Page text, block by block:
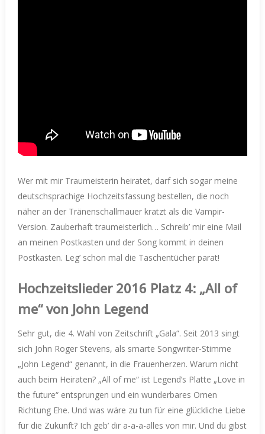
Wer mit mir Traumeisterin heiratet, darf sich sogar meine
deutschsprachige Hochzeitsfassung bestellen, die noch
näher an der Tränenschallmauer kratzt als die Vampir-
Version. Zauberhaft traumeisterlich… Schreib’ mir eine Mail
an meinen Postkasten und der Song kommt in deinen
Postkasten. Leg’ schon mal die Taschentücher parat!
Hochzeitslieder 2016 Platz 4: „All of
me“ von John Legend
Sehr gut, die 4. Wahl von Zeitschrift „Gala“. Seit 2013 singt
sich John Roger Stevens, als smarte Songwriter-Stimme
„John Legend“ genannt, in die Frauenherzen. Warum nicht
auch beim Heiraten? „All of me“ ist Legend’s Platte „Love in
the future“ entsprungen und ein wunderbares Omen
Richtung Ehe. Und was wäre zu tun für eine glückliche Liebe
für die Zukunft? Ich geb’ dir a-a-a-alles von mir. Und du gibst